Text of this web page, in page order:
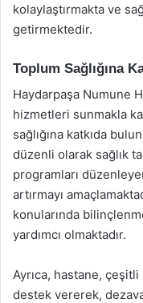
kolaylaştırmakta ve
getirmektedir.
Toplum Sağlığına
Haydarpaşa Numune
hizmetleri sunmakla
sağlığına katkıda
düzenli olarak sağlık
programları
artırmayı
konularında
yardımcı olmaktadır.
Ayrıca, hastane,
destek vererek,